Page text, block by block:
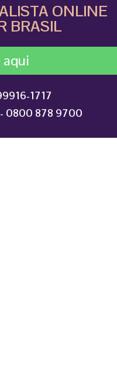
ONLINE
BRASIL
aqui
1717
0800 878 9700